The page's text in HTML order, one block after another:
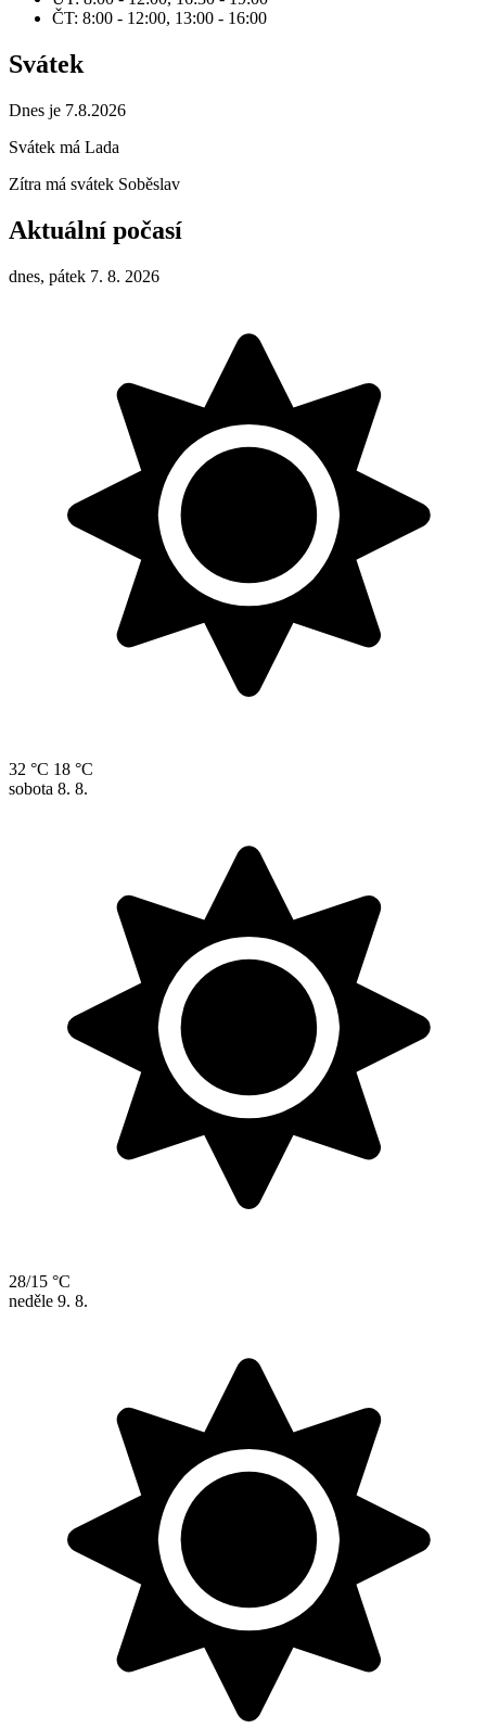
ČT: 8:00 - 12:00, 13:00 - 16:00
Svátek
Dnes je 7.8.2026
Svátek má Lada
Zítra má svátek Soběslav
Aktuální počasí
dnes, pátek 7. 8. 2026
32 °C 18 °C
sobota 8. 8.
28/15 °C
neděle 9. 8.